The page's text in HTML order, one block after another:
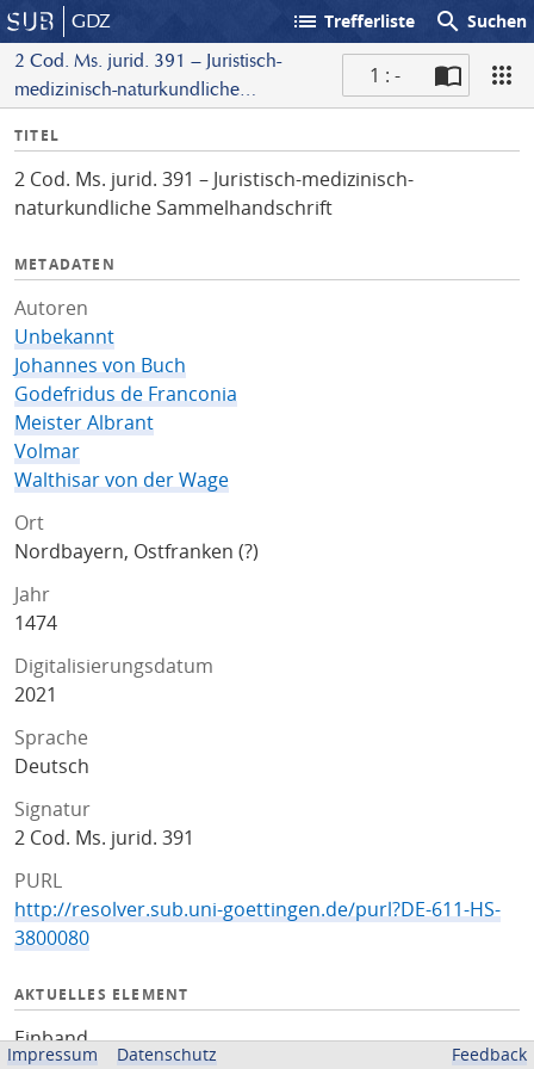
GDZ list Trefferliste search Suchen
2 Cod. Ms. jurid. 391 – Juristisch-
medizinisch-naturkundliche
1 : -
I
f
o
TITEL
2 Cod. Ms. jurid. 391 – Juristisch-medizinisch-
naturkundliche Sammelhandschrift
METADATEN
Autoren
Unbekannt
Johannes von Buch
Godefridus de Franconia
Meister Albrant
Volmar
Walthisar von der Wage
Ort
Nordbayern, Ostfranken (?)
Jahr
1474
Digitalisierungsdatum
2021
Sprache
Deutsch
Signatur
2 Cod. Ms. jurid. 391
PURL
http://resolver.sub.uni-goettingen.de/purl?DE-611-HS-
3800080
AKTUELLES ELEMENT
Einband
Impressum Datenschutz Feedback